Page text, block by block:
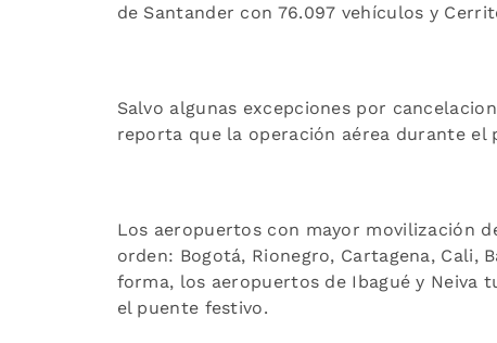
de Santander con 76.097 vehículos y
Salvo algunas excepciones por
reporta que la operación aérea durante
Los aeropuertos con mayor movilización
orden: Bogotá, Rionegro, Cartagena, Cali,
forma, los aeropuertos de Ibagué y Neiva
el puente festivo.